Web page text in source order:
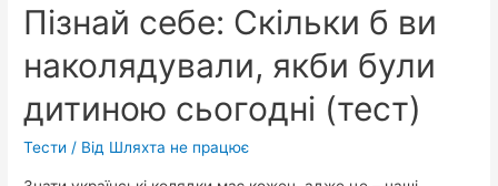
Пізнай себе: Скільки б ви
наколядували, якби були
дитиною сьогодні (тест)
Тести / Від Шляхта не працює